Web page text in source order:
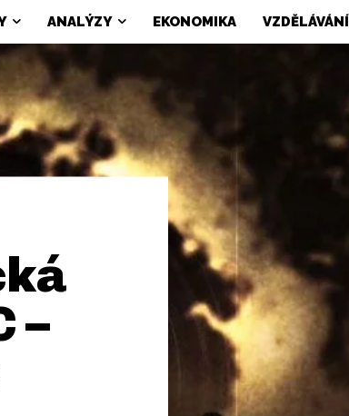
ANALÝZY EKONOMIKA VZDĚLÁVÁNÍ
–